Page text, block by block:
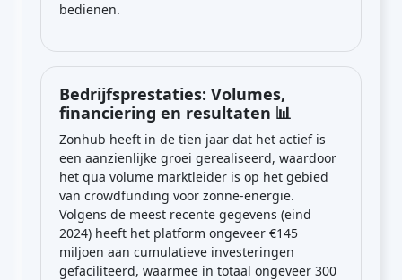
bedienen.
Bedrijfsprestaties: Volumes,
financiering en resultaten 📊
Zonhub heeft in de tien jaar dat het actief is
een aanzienlijke groei gerealiseerd, waardoor
het qua volume marktleider is op het gebied
van crowdfunding voor zonne-energie.
Volgens de meest recente gegevens (eind
2024) heeft het platform ongeveer €145
miljoen aan cumulatieve investeringen
gefaciliteerd, waarmee in totaal ongeveer 300